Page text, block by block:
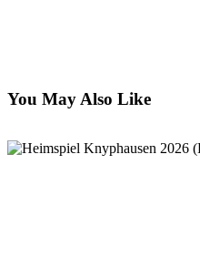
You May Also Like